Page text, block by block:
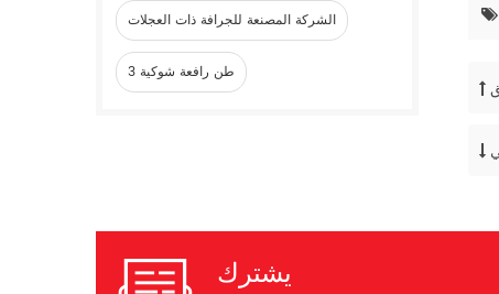
الشركة المصنعة للجرافة ذات العجلات
3 طن رافعة شوكية
يشترك